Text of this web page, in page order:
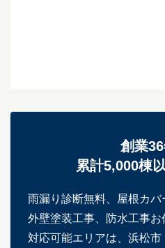
創業36
累計5,000棟
雨漏り診断無料、屋根カバ
外壁塗装工事、防水工事お
対応可能エリアは、浜松市